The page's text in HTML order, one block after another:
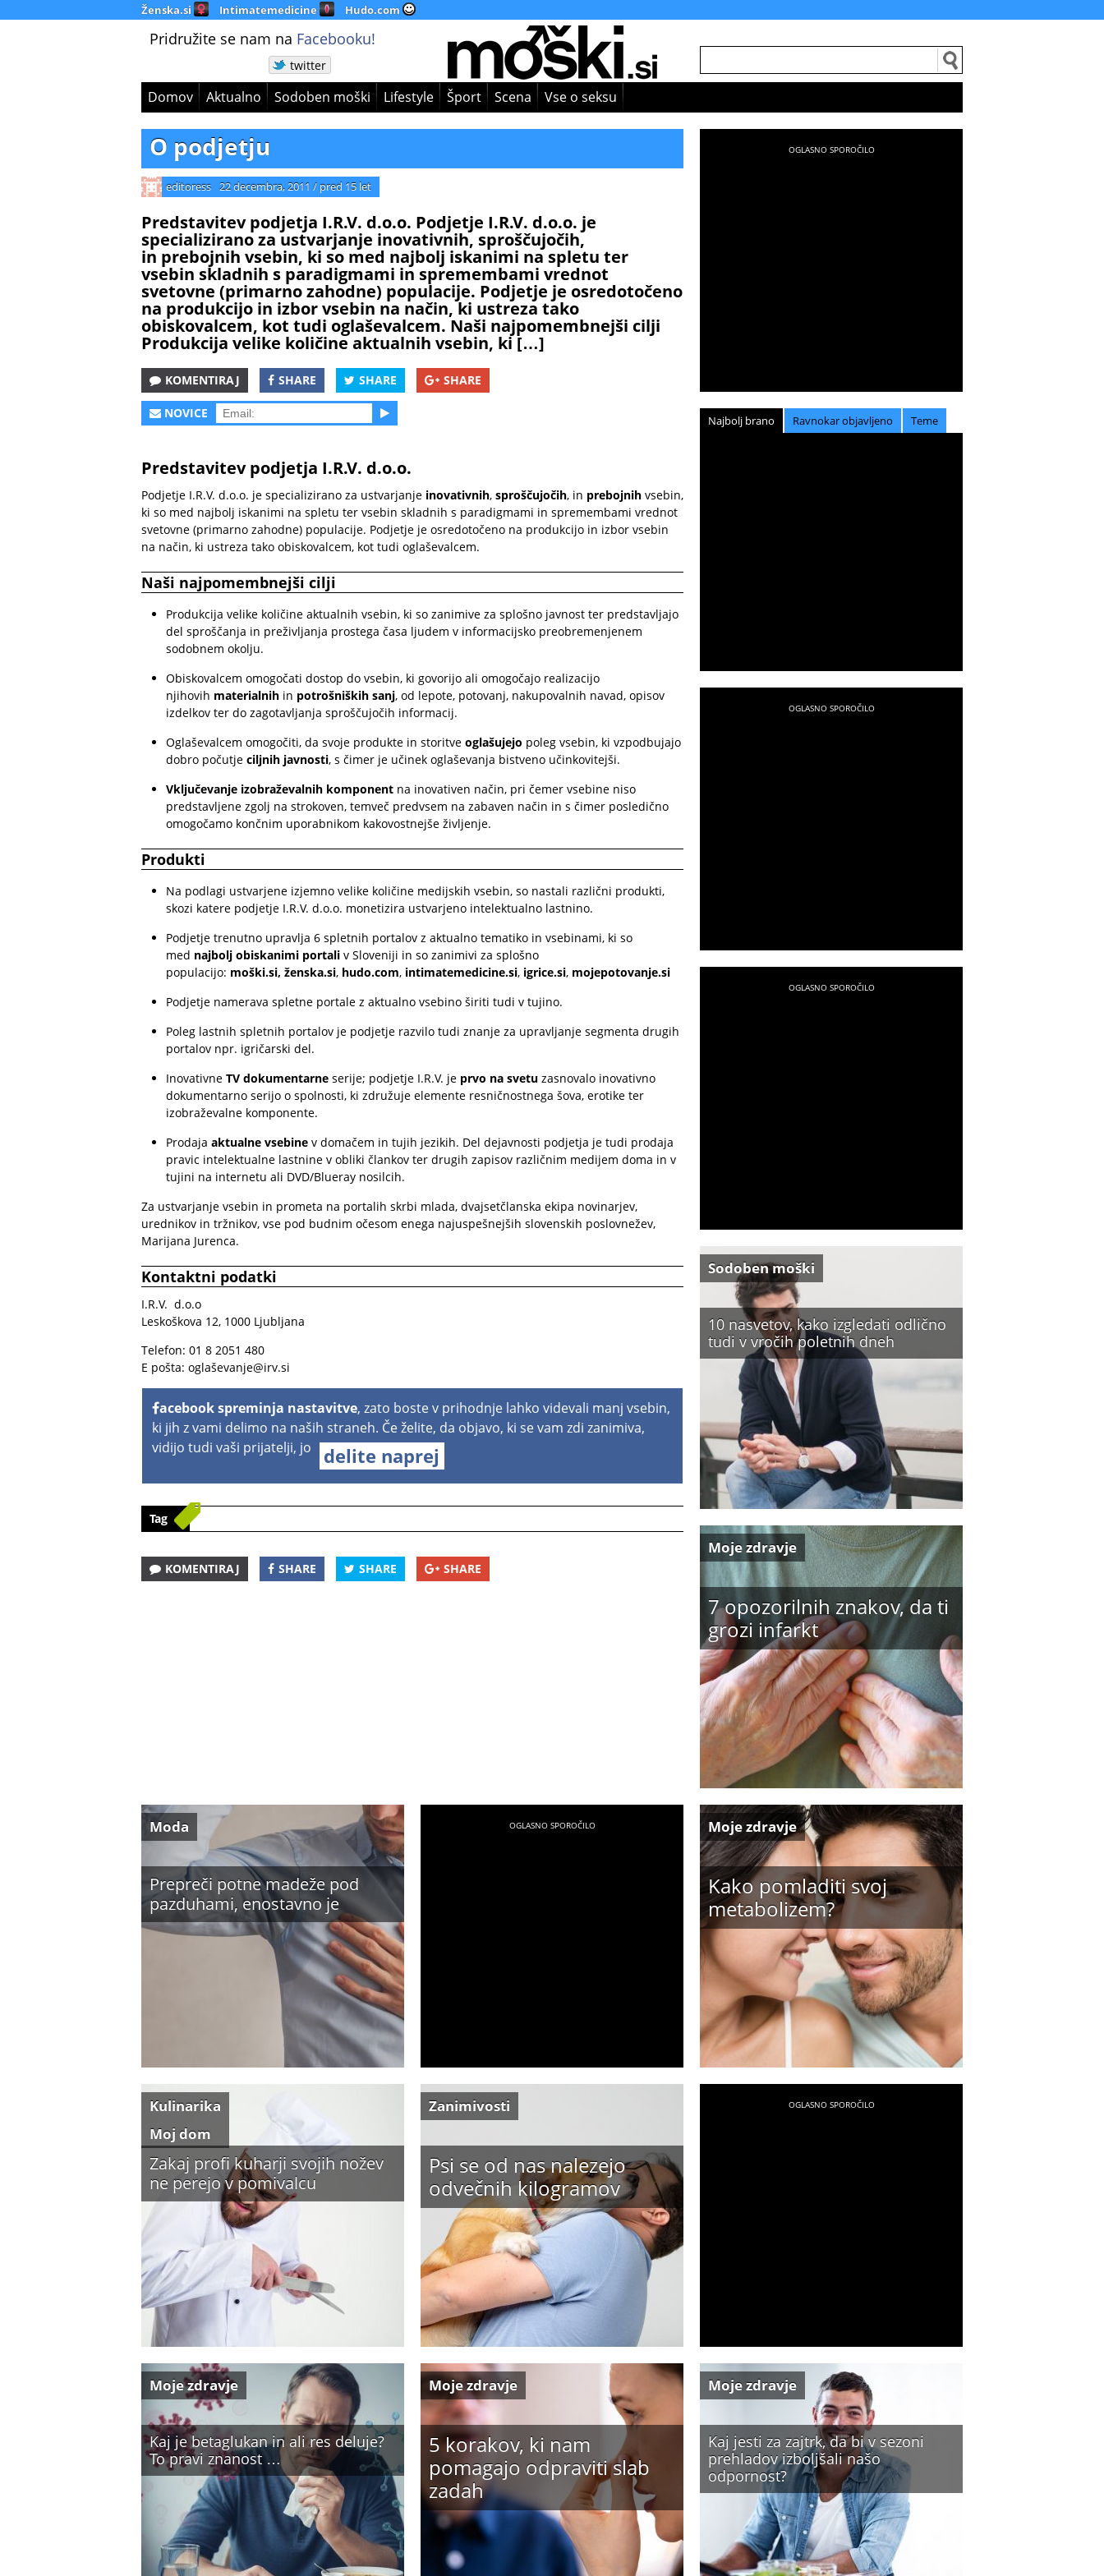
Ženska.si Intimatemedicine Hudo.com
Pridružite se nam na Facebooku!
twitter
Domov Aktualno Sodoben moški Lifestyle Šport Scena Vse o seksu
O podjetju
editoress 22 decembra, 2011 / pred 15 let
Predstavitev podjetja I.R.V. d.o.o. Podjetje I.R.V. d.o.o. je
specializirano za ustvarjanje inovativnih, sproščujočih,
in prebojnih vsebin, ki so med najbolj iskanimi na spletu ter
vsebin skladnih s paradigmami in spremembami vrednot
svetovne (primarno zahodne) populacije. Podjetje je osredotočeno
na produkcijo in izbor vsebin na način, ki ustreza tako
obiskovalcem, kot tudi oglaševalcem. Naši najpomembnejši cilji
Produkcija velike količine aktualnih vsebin, ki […]
KOMENTIRAJ SHARE SHARE SHARE
NOVICE
Predstavitev podjetja I.R.V. d.o.o.
Podjetje I.R.V. d.o.o. je specializirano za ustvarjanje inovativnih, sproščujočih, in prebojnih vsebin,
ki so med najbolj iskanimi na spletu ter vsebin skladnih s paradigmami in spremembami vrednot
svetovne (primarno zahodne) populacije. Podjetje je osredotočeno na produkcijo in izbor vsebin
na način, ki ustreza tako obiskovalcem, kot tudi oglaševalcem.
Naši najpomembnejši cilji
Produkcija velike količine aktualnih vsebin, ki so zanimive za splošno javnost ter predstavljajo
del sproščanja in preživljanja prostega časa ljudem v informacijsko preobremenjenem
sodobnem okolju.
Obiskovalcem omogočati dostop do vsebin, ki govorijo ali omogočajo realizacijo
njihovih materialnih in potrošniških sanj, od lepote, potovanj, nakupovalnih navad, opisov
izdelkov ter do zagotavljanja sproščujočih informacij.
Oglaševalcem omogočiti, da svoje produkte in storitve oglašujejo poleg vsebin, ki vzpodbujajo
dobro počutje ciljnih javnosti, s čimer je učinek oglaševanja bistveno učinkovitejši.
Vključevanje izobraževalnih komponent na inovativen način, pri čemer vsebine niso
predstavljene zgolj na strokoven, temveč predvsem na zabaven način in s čimer posledično
omogočamo končnim uporabnikom kakovostnejše življenje.
Produkti
Na podlagi ustvarjene izjemno velike količine medijskih vsebin, so nastali različni produkti,
skozi katere podjetje I.R.V. d.o.o. monetizira ustvarjeno intelektualno lastnino.
Podjetje trenutno upravlja 6 spletnih portalov z aktualno tematiko in vsebinami, ki so
med najbolj obiskanimi portali v Sloveniji in so zanimivi za splošno
populacijo: moški.si, ženska.si, hudo.com, intimatemedicine.si, igrice.si, mojepotovanje.si
Podjetje namerava spletne portale z aktualno vsebino širiti tudi v tujino.
Poleg lastnih spletnih portalov je podjetje razvilo tudi znanje za upravljanje segmenta drugih
portalov npr. igričarski del.
Inovativne TV dokumentarne serije; podjetje I.R.V. je prvo na svetu zasnovalo inovativno
dokumentarno serijo o spolnosti, ki združuje elemente resničnostnega šova, erotike ter
izobraževalne komponente.
Prodaja aktualne vsebine v domačem in tujih jezikih. Del dejavnosti podjetja je tudi prodaja
pravic intelektualne lastnine v obliki člankov ter drugih zapisov različnim medijem doma in v
tujini na internetu ali DVD/Blueray nosilcih.
Za ustvarjanje vsebin in prometa na portalih skrbi mlada, dvajsetčlanska ekipa novinarjev,
urednikov in tržnikov, vse pod budnim očesom enega najuspešnejših slovenskih poslovnežev,
Marijana Jurenca.
Kontaktni podatki
I.R.V. d.o.o
Leskoškova 12, 1000 Ljubljana
Telefon: 01 8 2051 480
E pošta: oglaševanje@irv.si
acebook spreminja nastavitve, zato boste v prihodnje lahko videvali manj vsebin,
ki jih z vami delimo na naših straneh. Če želite, da objavo, ki se vam zdi zanimiva,
vidijo tudi vaši prijatelji, jo
delite naprej
Tag
KOMENTIRAJ SHARE SHARE SHARE
Najbolj brano Ravnokar objavljeno Teme
10 nasvetov, kako izgledati odlično
tudi v vročih poletnih dneh
Sodoben moški
7 opozorilnih znakov, da ti
grozi infarkt
Moje zdravje
Prepreči potne madeže pod
pazduhami, enostavno je
Moda
Kako pomladiti svoj
metabolizem?
Moje zdravje
Zakaj profi kuharji svojih nožev
ne perejo v pomivalcu
Kulinarika
Moj dom
Psi se od nas nalezejo
odvečnih kilogramov
Zanimivosti
Kaj je betaglukan in ali res deluje?
To pravi znanost …
Moje zdravje
5 korakov, ki nam
pomagajo odpraviti slab
zadah
Moje zdravje
Kaj jesti za zajtrk, da bi v sezoni
prehladov izboljšali našo
odpornost?
Moje zdravje